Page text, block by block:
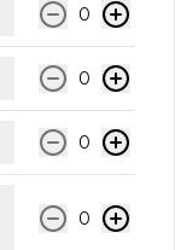
0
0
0
0